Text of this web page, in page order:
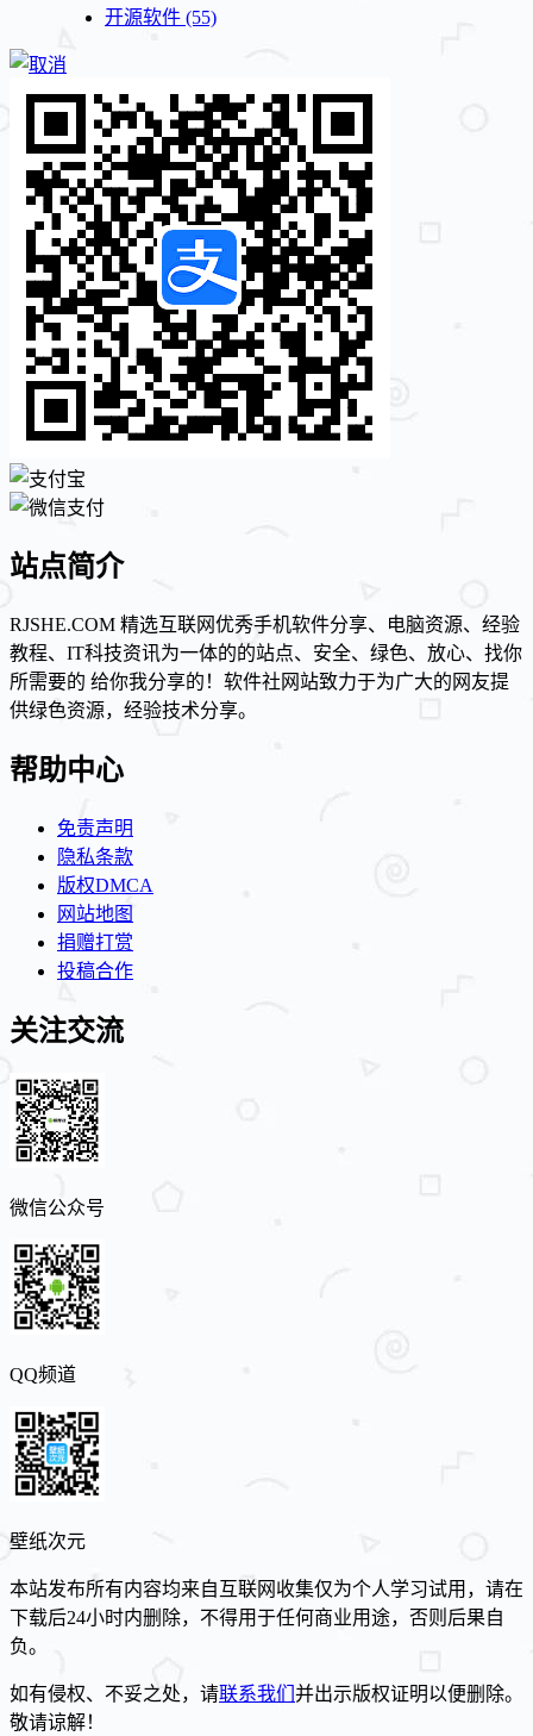
开源软件 (55)
站点简介
RJSHE.COM 精选互联网优秀手机软件分享、电脑资源、经验
教程、IT科技资讯为一体的的站点、安全、绿色、放心、找你
所需要的 给你我分享的！软件社网站致力于为广大的网友提
供绿色资源，经验技术分享。
帮助中心
免责声明
隐私条款
版权DMCA
网站地图
捐赠打赏
投稿合作
关注交流
微信公众号
QQ频道
壁纸次元
本站发布所有内容均来自互联网收集仅为个人学习试用，请在
下载后24小时内删除，不得用于任何商业用途，否则后果自
负。
如有侵权、不妥之处，请联系我们 并出示版权证明以便删除。
敬请谅解！